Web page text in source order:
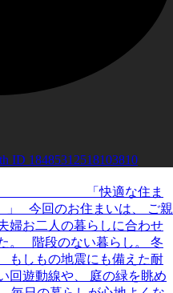
ID 18485312518103810